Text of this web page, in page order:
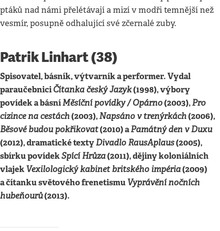
ptáků nad námi přelétávají a mizí v modři temnější než
vesmír, posupně odhalující své zčernalé zuby.
Patrik Linhart (38)
Spisovatel, básník, výtvarník a performer. Vydal
paraučebniciČítanka český Jazyk(1998), výbory
povídek a básníMěsíční povídky / Opárno(2003),Pro
cizince na cestách(2003),Napsáno v trenýrkách(2006),
Běsové budou pokřikovat(2010) aPamátný den v Duxu
(2012), dramatické textyDivadlo RausAplaus(2005),
sbírku povídekSpící Hrůza(2011), dějiny koloniálních
vlajekVexilologický kabinet britského impéria(2009)
a čítanku světového frenetismuVyprávění nočních
hubeňourů(2013).